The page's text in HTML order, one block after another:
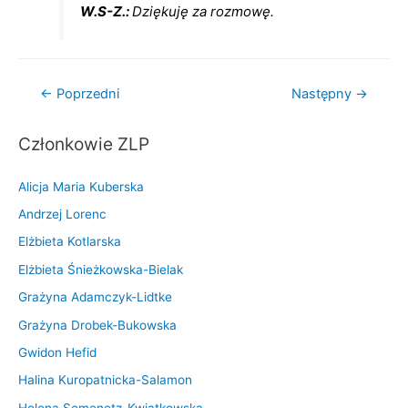
W.S-Z.:Dziękuję za rozmowę.
Nawigacja
← Poprzedni Następny →
Członkowie ZLP
Alicja Maria Kuberska
Andrzej Lorenc
Elżbieta Kotlarska
Elżbieta Śnieżkowska-Bielak
Grażyna Adamczyk-Lidtke
Grażyna Drobek-Bukowska
Gwidon Hefid
Halina Kuropatnicka-Salamon